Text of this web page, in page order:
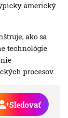
americký
ako sa
technológie
procesov.
Sledovať